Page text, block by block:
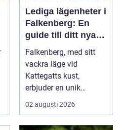
Lediga lägenheter i
Falkenberg: En
guide till ditt nya
hem
Falkenberg, med sitt
vackra läge vid
Kattegatts kust,
erbjuder en unik
livsupplevelse för ...
02 augusti 2026